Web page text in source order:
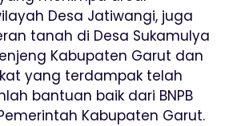
Desa Jatiwangi, juga
tanah di Desa Sukamulya
Kabupaten Garut dan
yang terdampak telah
bantuan baik dari BNPB
Kabupaten Garut.